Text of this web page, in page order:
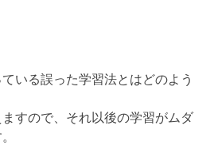
いる誤った学習法とはどのよう
すので、それ以後の学習がムダ